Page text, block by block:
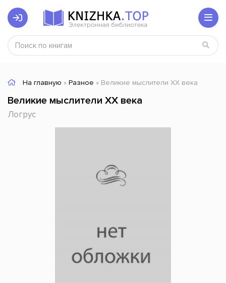
На главную » Разное » Великие мыслители XX века
Великие мыслители XX века
Логрус